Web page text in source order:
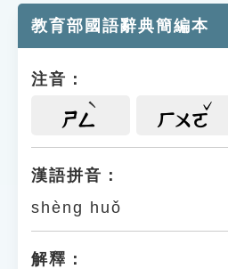
單字索引
遊戲專區
貓頭鷹博士
教育部國語辭典簡編本
注音：
ㄕㄥ ㄏㄨㄛ
漢語拼音：
shèng huǒ
解釋：